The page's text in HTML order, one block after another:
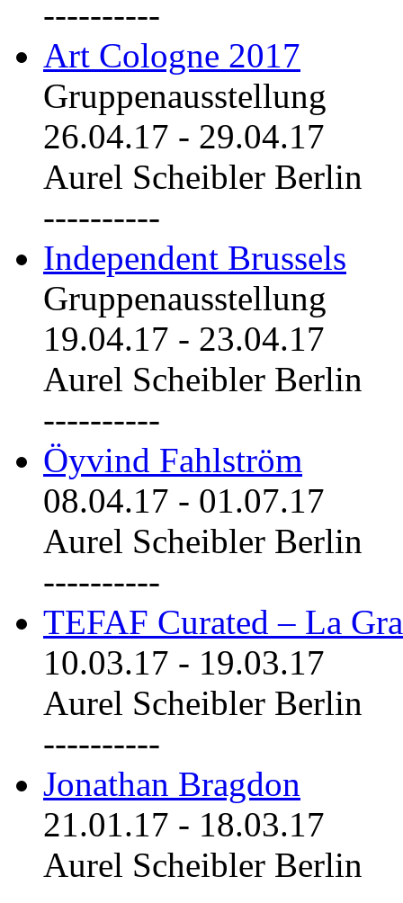
----------
Art Cologne 2017
Gruppenausstellung
26.04.17 - 29.04.17
Aurel Scheibler Berlin
----------
Independent Brussels
Gruppenausstellung
19.04.17 - 23.04.17
Aurel Scheibler Berlin
----------
Öyvind Fahlström
08.04.17 - 01.07.17
Aurel Scheibler Berlin
----------
TEFAF Curated – La
10.03.17 - 19.03.17
Aurel Scheibler Berlin
----------
Jonathan Bragdon
21.01.17 - 18.03.17
Aurel Scheibler Berlin